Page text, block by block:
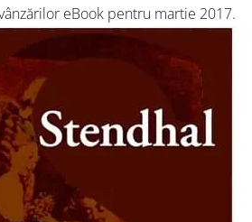
eBook pentru martie 2017.